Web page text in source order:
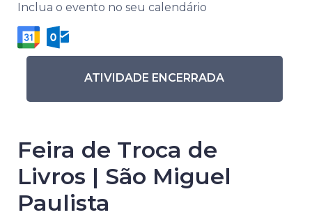
Inclua o evento no seu calendário
ATIVIDADE ENCERRADA
Feira de Troca de
Livros | São Miguel
Paulista